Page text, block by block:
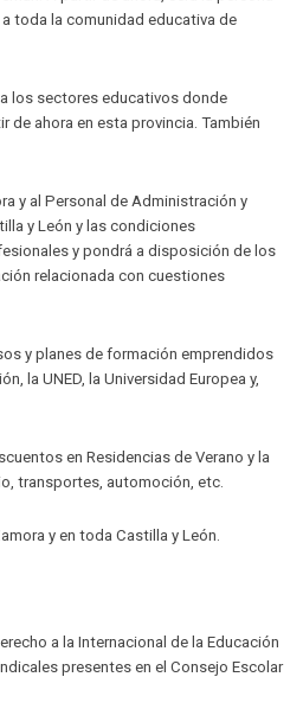
toda la comunidad educativa de
los sectores educativos donde
ahora en esta provincia. También
y al Personal de Administración y
y León y las condiciones
y pondrá a disposición de los
relacionada con cuestiones
y planes de formación emprendidos
la UNED, la Universidad Europea y,
en Residencias de Verano y la
transportes, automoción, etc.
y en toda Castilla y León.
a la Internacional de la Educación
presentes en el Consejo Escolar